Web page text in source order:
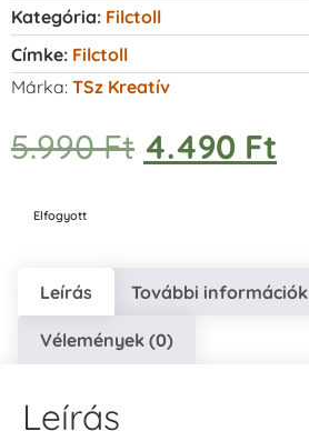
Kategória: Filctoll
Címke: Filctoll
Márka: TSz Kreatív
5.990Ft 4.490 Ft
Elfogyott
Leírás További információk
Vélemények (0)
Leírás